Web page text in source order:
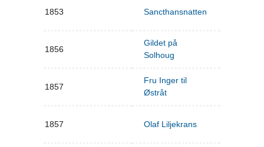
1853 Sancthansnatten
1856
Gildet på
Solhoug
1857
Fru Inger til
Østråt
1857 Olaf Liljekrans